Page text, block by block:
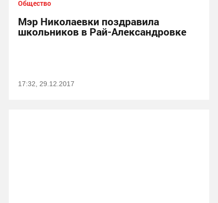
Общество
Мэр Николаевки поздравила
школьников в Рай-Александровке
17:32, 29.12.2017